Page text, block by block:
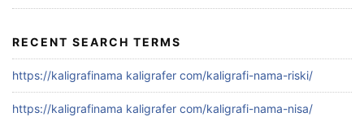
RECENT SEARCH TERMS
https://kaligrafinama kaligrafer com/kaligrafi-nama-riski/
https://kaligrafinama kaligrafer com/kaligrafi-nama-nisa/